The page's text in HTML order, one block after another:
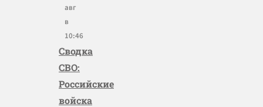
авг
в
10:46
Сводка
СВО:
Российские
войска